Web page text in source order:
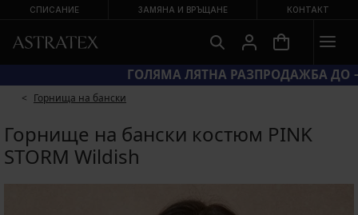
СПИСАНИЕ ЗАМЯНА И ВРЪЩАНЕ КОНТАКТ
КОД BRA20 = СУТИЕНИ −20 %
Горнища на бански
Горнище на бански костюм PINK
STORM Wildish